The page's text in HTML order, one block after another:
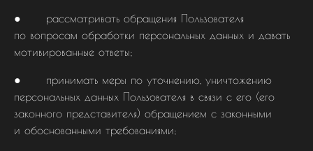
● рассматривать обращения Пользователя
по вопросам обработки персональных данных и давать
мотивированные ответы;
● принимать меры по уточнению, уничтожению
персональных данных Пользователя в связи с его (его
законного представителя) обращением с законными
и обоснованными требованиями;